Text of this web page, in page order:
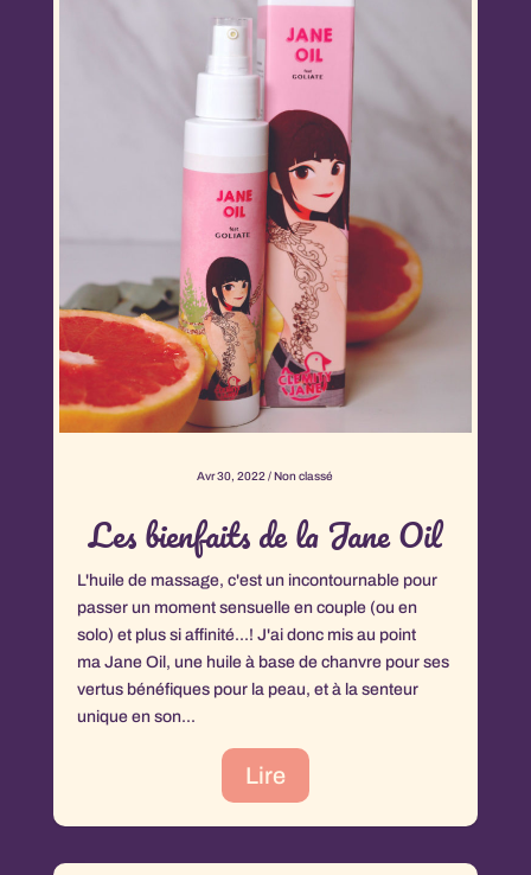
Avr 30, 2022 /Non classé
Les bienfaits de la Jane Oil
L'huile de massage, c'est un incontournable pour
passer un moment sensuelle en couple (ou en
solo) et plus si affinité...! J'ai donc mis au point
ma Jane Oil, une huile à base de chanvre pour ses
vertus bénéfiques pour la peau, et à la senteur
unique en son...
Lire